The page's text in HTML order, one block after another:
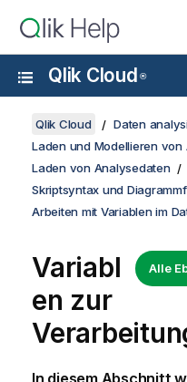
Qlik Cloud ®
Qlik Cloud
Daten
Laden und Modellieren von
Laden von Analysedaten
Skriptsyntax und
Arbeiten mit Variablen im
Alle
Variabl
en zur